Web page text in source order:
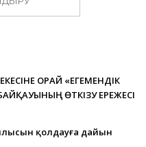
ОРАЙ «ЕГЕМЕНДІК
ӨТКІЗУ ЕРЕЖЕСІ
қолдауға дайын